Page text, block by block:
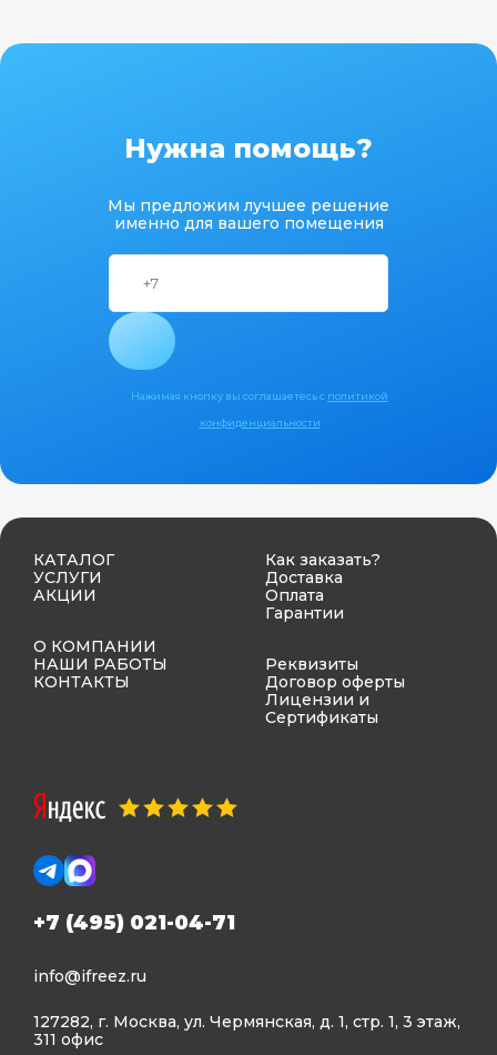
Нужна помощь?
Мы предложим лучшее решение
именно для вашего помещения
Нажимая кнопку вы соглашаетесь с политикой
конфиденциальности
КАТАЛОГ
УСЛУГИ
АКЦИИ
О КОМПАНИИ
НАШИ РАБОТЫ
КОНТАКТЫ
Как заказать?
Доставка
Оплата
Гарантии
Реквизиты
Договор оферты
Лицензии и
Сертификаты
+7 (495) 021-04-71
info@ifreez.ru
127282, г. Москва, ул. Чермянская, д. 1, стр. 1, 3 этаж,
311 офис